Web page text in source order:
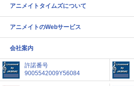
アニメイトタイムズについて
アニメイトのWebサービス
会社案内
許諾番号
9005542009Y56084